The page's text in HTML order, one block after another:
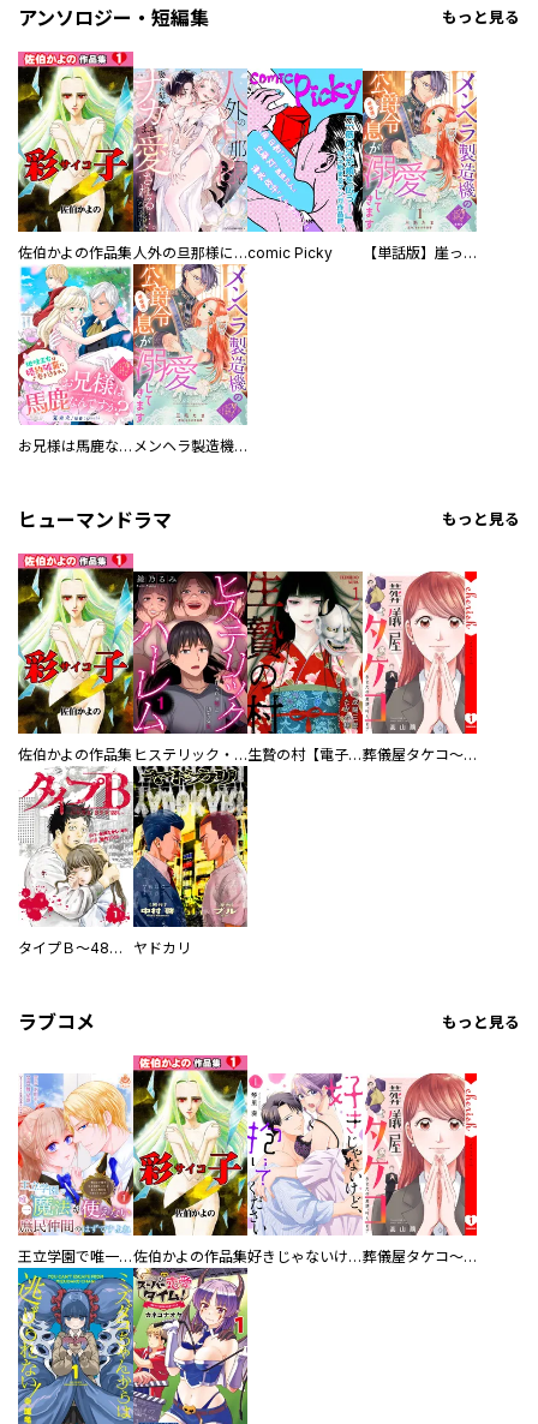
アンソロジー・短編集 もっと見る
佐伯かよの作品集 人外の旦那様に娶られ毎晩ナカまで愛される…。アンソロジーcomic Picky 【単話版】崖っぷち令嬢ですが、意地と策略で幸せになります！シリーズ
お兄様は馬鹿なんですか？～地味王女は婚約破棄に巻き込まれる～ メンヘラ製造機の公爵令息（過保護）が溺愛してきます
ヒューマンドラマ もっと見る
佐伯かよの作品集 ヒステリック・ハーレム～搾られる男と堕ちる女～【電子単行本版】 生贄の村【電子単行本版】 葬儀屋タケコ～あなたの最期、叶えます【電子単行本版】
タイプＢ～48時間後、致死率100％～【単話】 ヤドカリ
ラブコメ もっと見る
王立学園で唯一魔法が使えない庶民仲間のはずですよね～実は王子様で私を溺愛しているなんて告白はやめてください～佐伯かよの作品集 好きじゃないけど、抱いてください【電子単行本版／特典おまけ付き】 葬儀屋タケコ～あなたの最期、叶えます【電子単行本版】